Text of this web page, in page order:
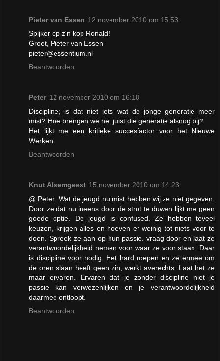
Pieter van Essen 12 november 2010 om 15:53
Spijker op z'n kop Ronald!
Groet, Pieter van Essen
pieter@essentium.nl
Beantwoorden
Peter 12 november 2010 om 16:18
Discipline; is dat niet iets wat de jonge generatie meer
mist? Hoe brengen we het juist die generatie alsnog bij?
Het lijkt me een kritieke succesfactor voor het Nieuwe
Werken.
Beantwoorden
Knut Alsemgeest 15 november 2010 om 14:23
@ Peter: Wat de jeugd nu mist hebben wij ze niet gegeven.
Door ze dat nu ineens door de strot te duwen lijkt me geen
goede optie. De jeugd is confused. Ze hebben teveel
keuzen, krijgen alles en hoeven er weinig tot niets voor te
doen. Spreek ze aan op hun passie, vraag door en laat ze
verantwoordelijkheid nemen voor waar ze voor staan. Daar
is discipline voor nodig. Het hard roepen en ze ermee om
de oren slaan heeft geen zin, werkt averechts. Laat het ze
maar ervaren. Ervaren dat je zonder discipline niet je
passie kan verwezenlijken en je verantwoordelijkheid
daarmee ontloopt.
Beantwoorden